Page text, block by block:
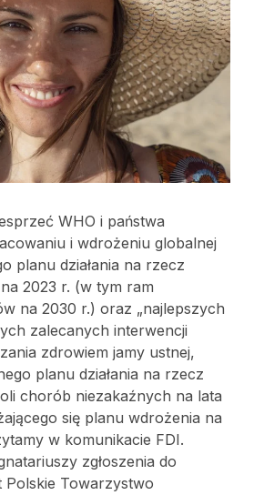
WHO i państwa
i wdrożeniu globalnej
planu działania na rzecz
2023 r. (w tym ram
na 2030 r.) oraz „najlepszych
zalecanych interwencji
zdrowiem jamy ustnej,
planu działania na rzecz
chorób niezakaźnych na lata
się planu wdrożenia na
w komunikacie FDI.
zgłoszenia do
Polskie Towarzystwo